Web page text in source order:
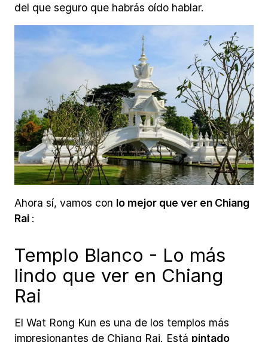
del que seguro que habrás oído hablar.
Ahora sí, vamos con lo mejor que ver en Chiang
Rai :
Templo Blanco - Lo más
lindo que ver en Chiang
Rai
El Wat Rong Kun es una de los templos más
impresionantes de Chiang Rai. Está pintado